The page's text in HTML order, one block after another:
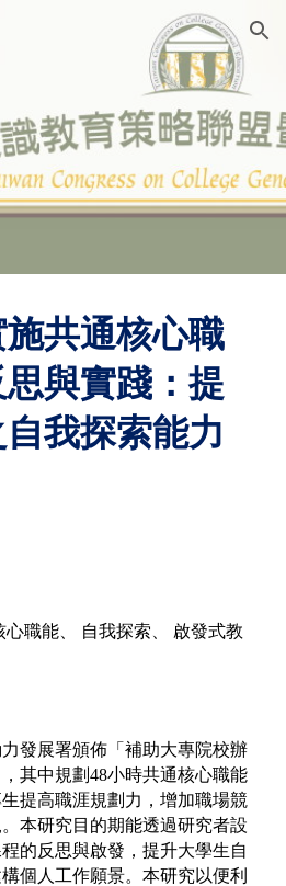
Skip to navigation
共通核心職
與實踐：提
我探索能力
職能、 自我探索、
啟發式教
發展署頒佈「補助大專院校辦
其中規劃48小時共通核心職能
提高職涯規劃力，增加職場競
本研究目的期能透過研究者設
的反思與啟發，提升大學生自
個人工作願景。本研究以便利